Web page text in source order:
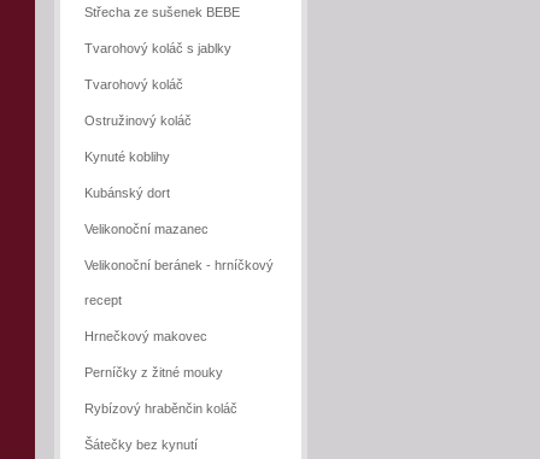
Střecha ze sušenek BEBE
Tvarohový koláč s jablky
Tvarohový koláč
Ostružinový koláč
Kynuté koblihy
Kubánský dort
Velikonoční mazanec
Velikonoční beránek - hrníčkový
recept
Hrnečkový makovec
Perníčky z žitné mouky
Rybízový hraběnčin koláč
Šátečky bez kynutí